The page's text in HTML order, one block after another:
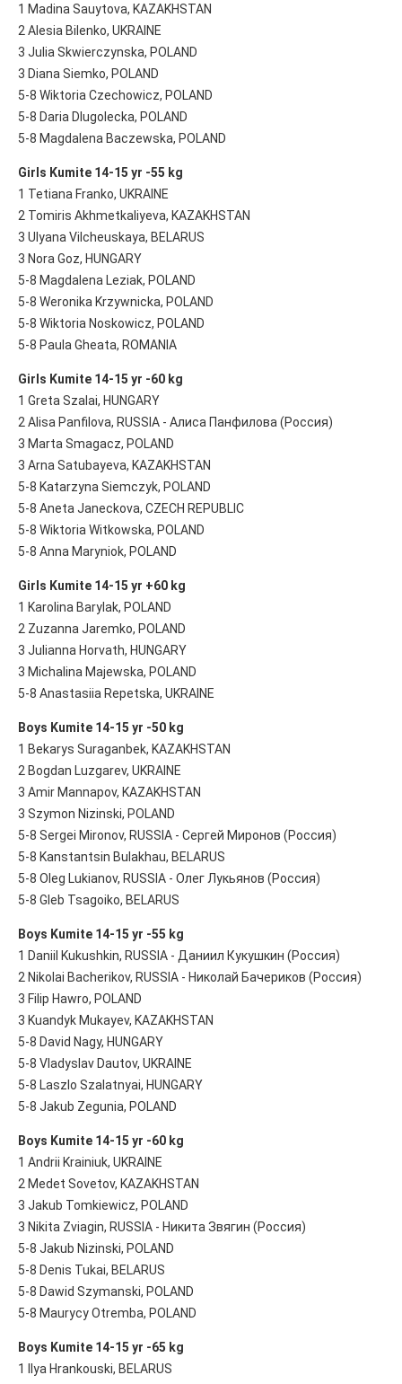
1 Madina Sauytova, KAZAKHSTAN
2 Alesia Bilenko, UKRAINE
3 Julia Skwierczynska, POLAND
3 Diana Siemko, POLAND
5-8 Wiktoria Czechowicz, POLAND
5-8 Daria Dlugolecka, POLAND
5-8 Magdalena Baczewska, POLAND
Girls Kumite 14-15 yr -55 kg
1 Tetiana Franko, UKRAINE
2 Tomiris Akhmetkaliyeva, KAZAKHSTAN
3 Ulyana Vilcheuskaya, BELARUS
3 Nora Goz, HUNGARY
5-8 Magdalena Leziak, POLAND
5-8 Weronika Krzywnicka, POLAND
5-8 Wiktoria Noskowicz, POLAND
5-8 Paula Gheata, ROMANIA
Girls Kumite 14-15 yr -60 kg
1 Greta Szalai, HUNGARY
2 Alisa Panfilova, RUSSIA - Алиса Панфилова (Россия)
3 Marta Smagacz, POLAND
3 Arna Satubayeva, KAZAKHSTAN
5-8 Katarzyna Siemczyk, POLAND
5-8 Aneta Janeckova, CZECH REPUBLIC
5-8 Wiktoria Witkowska, POLAND
5-8 Anna Maryniok, POLAND
Girls Kumite 14-15 yr +60 kg
1 Karolina Barylak, POLAND
2 Zuzanna Jaremko, POLAND
3 Julianna Horvath, HUNGARY
3 Michalina Majewska, POLAND
5-8 Anastasiia Repetska, UKRAINE
Boys Kumite 14-15 yr -50 kg
1 Bekarys Suraganbek, KAZAKHSTAN
2 Bogdan Luzgarev, UKRAINE
3 Amir Mannapov, KAZAKHSTAN
3 Szymon Nizinski, POLAND
5-8 Sergei Mironov, RUSSIA - Сергей Миронов (Россия)
5-8 Kanstantsin Bulakhau, BELARUS
5-8 Oleg Lukianov, RUSSIA - Олег Лукьянов (Россия)
5-8 Gleb Tsagoiko, BELARUS
Boys Kumite 14-15 yr -55 kg
1 Daniil Kukushkin, RUSSIA - Даниил Кукушкин (Россия)
2 Nikolai Bacherikov, RUSSIA - Николай Бачериков (Россия)
3 Filip Hawro, POLAND
3 Kuandyk Mukayev, KAZAKHSTAN
5-8 David Nagy, HUNGARY
5-8 Vladyslav Dautov, UKRAINE
5-8 Laszlo Szalatnyai, HUNGARY
5-8 Jakub Zegunia, POLAND
Boys Kumite 14-15 yr -60 kg
1 Andrii Krainiuk, UKRAINE
2 Medet Sovetov, KAZAKHSTAN
3 Jakub Tomkiewicz, POLAND
3 Nikita Zviagin, RUSSIA - Никита Звягин (Россия)
5-8 Jakub Nizinski, POLAND
5-8 Denis Tukai, BELARUS
5-8 Dawid Szymanski, POLAND
5-8 Maurycy Otremba, POLAND
Boys Kumite 14-15 yr -65 kg
1 Ilya Hrankouski, BELARUS